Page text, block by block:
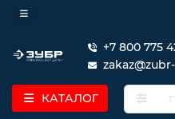
+7 800 775
КАТАЛОГ